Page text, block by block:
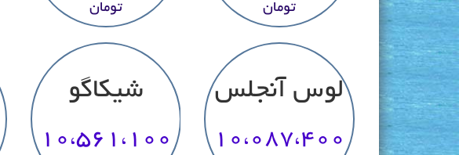
تومان تومان
لوس آنجلس
10،087،400
شیکاگو
10،561،100